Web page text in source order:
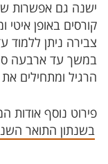
ישנה גם אפשרות
קורסים באופן איטי
צבירה ניתן ללמוד
במשך עד ארבעה
הרגיל ומתחילים
פירוט נוסף אודות
בשנתון התואר